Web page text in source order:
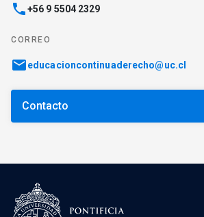
phone+56 9 5504 2329
CORREO
emaileducacioncontinuaderecho@uc.cl
Contacto